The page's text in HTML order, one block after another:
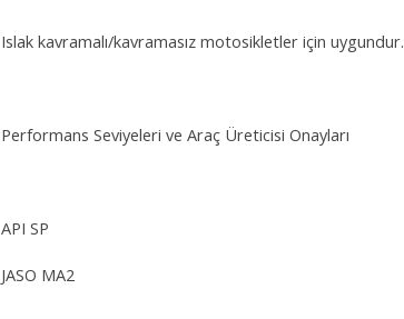
Islak kavramalı/kavramasız motosikletler için uygundur.
Performans Seviyeleri ve Araç Üreticisi Onayları
API SP
JASO MA2